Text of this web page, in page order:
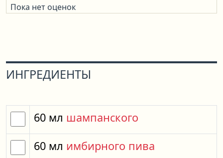
Пока нет оценок
ИНГРЕДИЕНТЫ
60 мл шампанского
60 мл имбирного пива